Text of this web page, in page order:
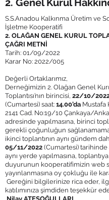
2. Genel Kurul
S.S.Anadou Kalkınma Üretim ve
İşletme Kooperatifi
2. OLAĞAN GENEL KURUL
ÇAĞRI METNİ
Tarih: 01/09/2022
Karar No: 2022/005
Değerli Ortaklarımız,
Derneğimizin 2. Olağan Genel
Toplantısı’nın birincisi, 22/10/
(Cumartesi) saat: 14.00’da Mustafa
2141 Cad. No:19/10 Çankaya/
adresinde yapılmasına, birinci
gerekli çoğunluğun
ikinci toplantının aynı gündem
05/11/2022 (Cumartesi) tarihinde
aynı yerde yapılmasına,
duyurunun kooperatifimizin web
yayınlanmasına oy çokluğu ile
Gereğini bilgilerinize rica eder,
katılımınıza şimdiden teşekkür